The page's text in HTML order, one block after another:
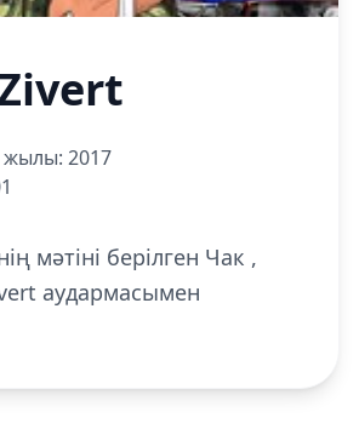
2017
мәтіні берілген Чак ,
аудармасымен